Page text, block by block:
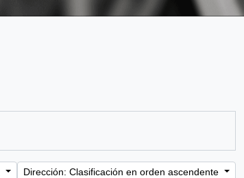
Dirección: Clasificación en orden ascendente